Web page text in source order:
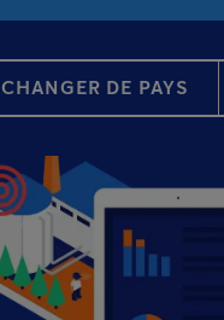
CHANGER DE PAYS